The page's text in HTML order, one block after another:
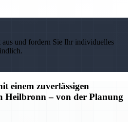
aus und fordern Sie Ihr individuelles
einem zuverlässigen
Heilbronn – von der Planung